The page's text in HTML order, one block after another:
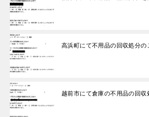
高浜町にて不用品の回収処分
越前市にて倉庫の不用品の回